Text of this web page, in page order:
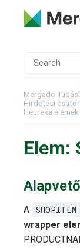
Mergado
Hirdetési
Heureka
Elem:
A SHOPITEM
wrapper